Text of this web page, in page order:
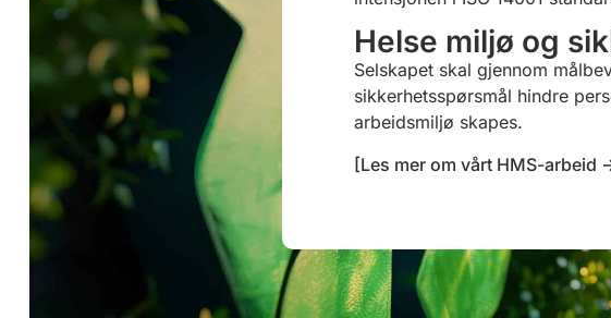
Helse miljø og
Selskapet skal gjennom
sikkerhetsspørsmål hindre
arbeidsmiljø skapes.
[Les mer om vårt HMS-arbeid -